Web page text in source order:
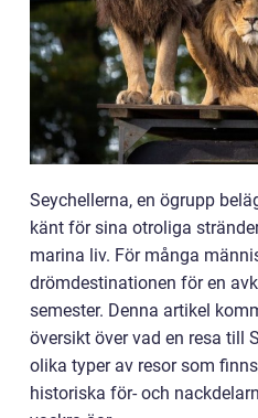
Seychellerna, en ögrupp
känt för sina otroliga
marina liv. För många
drömdestinationen för en
semester. Denna artikel
översikt över vad en resa till
olika typer av resor som
historiska för- och